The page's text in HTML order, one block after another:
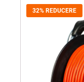
32% REDUCERE